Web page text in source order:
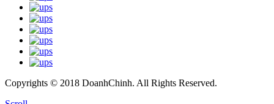
Copyrights © 2018 DoanhChinh. All Rights Reserved.